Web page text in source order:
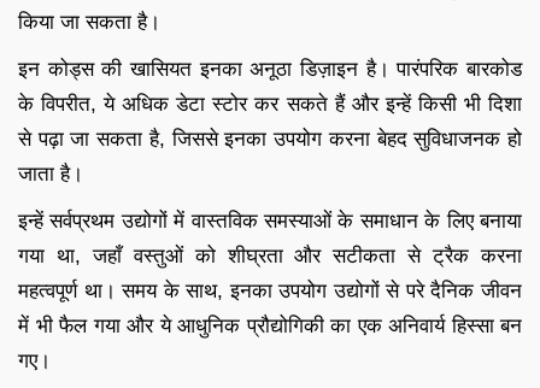
किया जा सकता है।
इन कोड्स की खासियत इनका अनूठा डिज़ाइन है। पारंपरिक बारकोड
के विपरीत, ये अधिक डेटा स्टोर कर सकते हैं और इन्हें किसी भी दिशा
से पढ़ा जा सकता है, जिससे इनका उपयोग करना बेहद सुविधाजनक हो
जाता है।
इन्हें सर्वप्रथम उद्योगों में वास्तविक समस्याओं के समाधान के लिए बनाया
गया था, जहाँ वस्तुओं को शीघ्रता और सटीकता से ट्रैक करना
महत्वपूर्ण था। समय के साथ, इनका उपयोग उद्योगों से परे दैनिक जीवन
में भी फैल गया और ये आधुनिक प्रौद्योगिकी का एक अनिवार्य हिस्सा बन
गए।